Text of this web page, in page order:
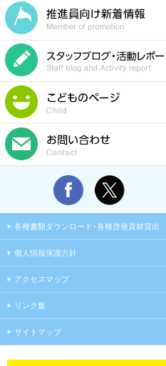
各種書類ダウンロード･各種啓発資材貸出
個人情報保護方針
アクセスマップ
リンク集
サイトマップ